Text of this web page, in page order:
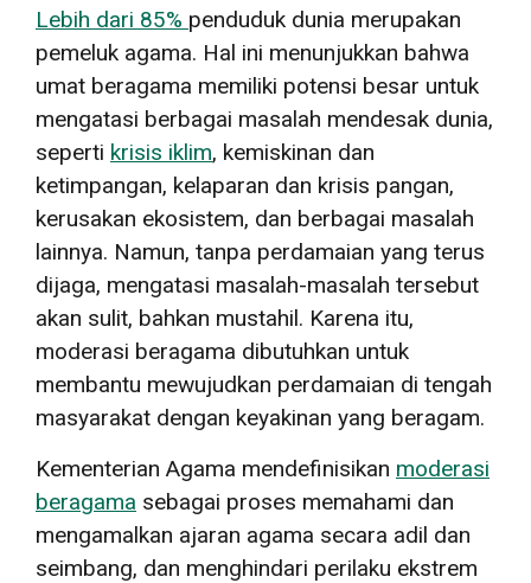
Lebih dari 85% penduduk dunia merupakan
pemeluk agama. Hal ini menunjukkan bahwa
umat beragama memiliki potensi besar untuk
mengatasi berbagai masalah mendesak dunia,
seperti krisis iklim, kemiskinan dan
ketimpangan, kelaparan dan krisis pangan,
kerusakan ekosistem, dan berbagai masalah
lainnya. Namun, tanpa perdamaian yang terus
dijaga, mengatasi masalah-masalah tersebut
akan sulit, bahkan mustahil. Karena itu,
moderasi beragama dibutuhkan untuk
membantu mewujudkan perdamaian di tengah
masyarakat dengan keyakinan yang beragam.
Kementerian Agama mendefinisikan moderasi
beragama sebagai proses memahami dan
mengamalkan ajaran agama secara adil dan
seimbang, dan menghindari perilaku ekstrem